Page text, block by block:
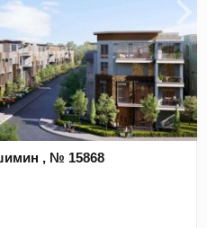
, № 15868